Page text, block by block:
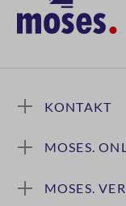
KONTAKT
MOSES.
MOSES.